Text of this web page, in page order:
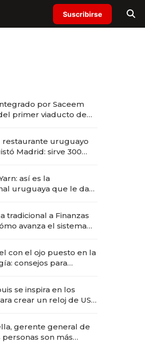
Suscribirse
por Saceem
primer viaducto de
restaurante uruguayo
Madrid: sirve 300
así es la
uruguaya que le da
tradicional a Finanzas
avanza el sistema
con el ojo puesto en la
consejos para
se inspira en los
crear un reloj de US$
gerente general de
personas son más